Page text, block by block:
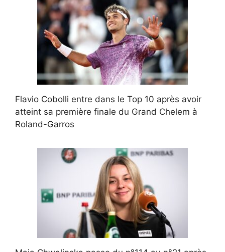
Flavio Cobolli entre dans le Top 10 après avoir
atteint sa première finale du Grand Chelem à
Roland-Garros